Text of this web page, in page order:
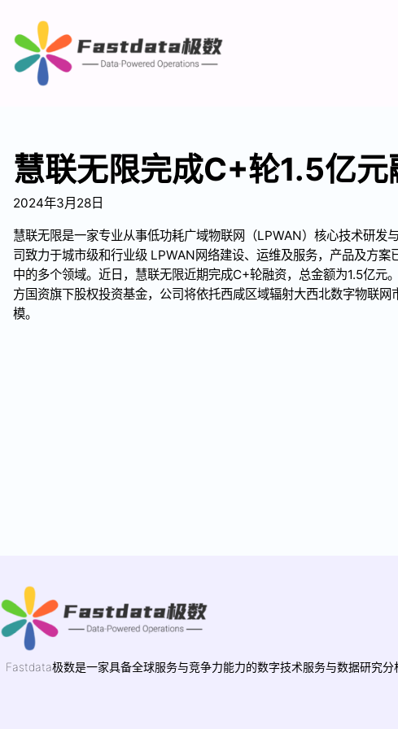
慧联无限完成C+轮1.5亿元
2024年3月28日
慧联无限是一家专业从事低功耗广域物联网（LPWAN）核心技术研发
司致力于城市级和行业级 LPWAN网络建设、运维及服务，产品及方案
中的多个领域。近日，慧联无限近期完成C+轮融资，总金额为1.5亿元
方国资旗下股权投资基金，公司将依托西咸区域辐射大西北数字物联网
模。
Fastdata极数是一家具备全球服务与竞争力能力的数字技术服务与数据研究分